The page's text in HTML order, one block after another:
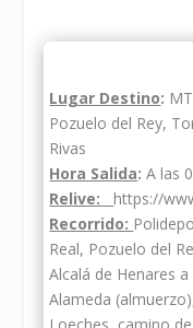
Lugar Destino:
Pozuelo del Rey,
Rivas
Hora Salida: A las
Relive: https://
Recorrido:
Real, Pozuelo del
Alcalá de Henares
Alameda